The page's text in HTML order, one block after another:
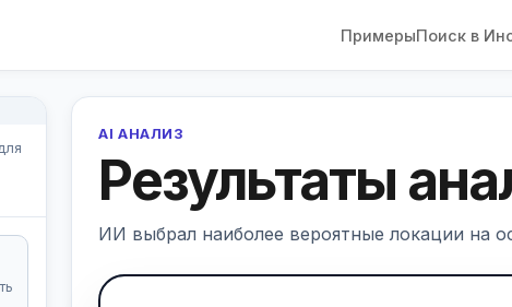
ПримерыПоиск в
AI АНАЛИЗ
Результаты
ИИ выбрал наиболее вероятные локации на